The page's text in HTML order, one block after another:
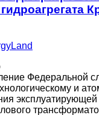
Федеральной
и
эксплуатирующей